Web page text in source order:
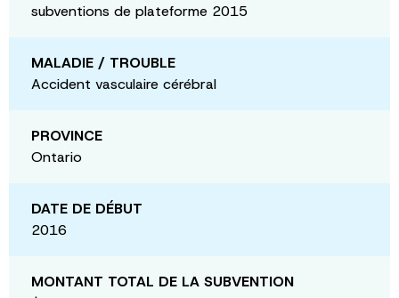
subventions de plateforme 2015
MALADIE / TROUBLE
Accident vasculaire cérébral
PROVINCE
Ontario
DATE DE DÉBUT
2016
MONTANT TOTAL DE LA SUBVENTION